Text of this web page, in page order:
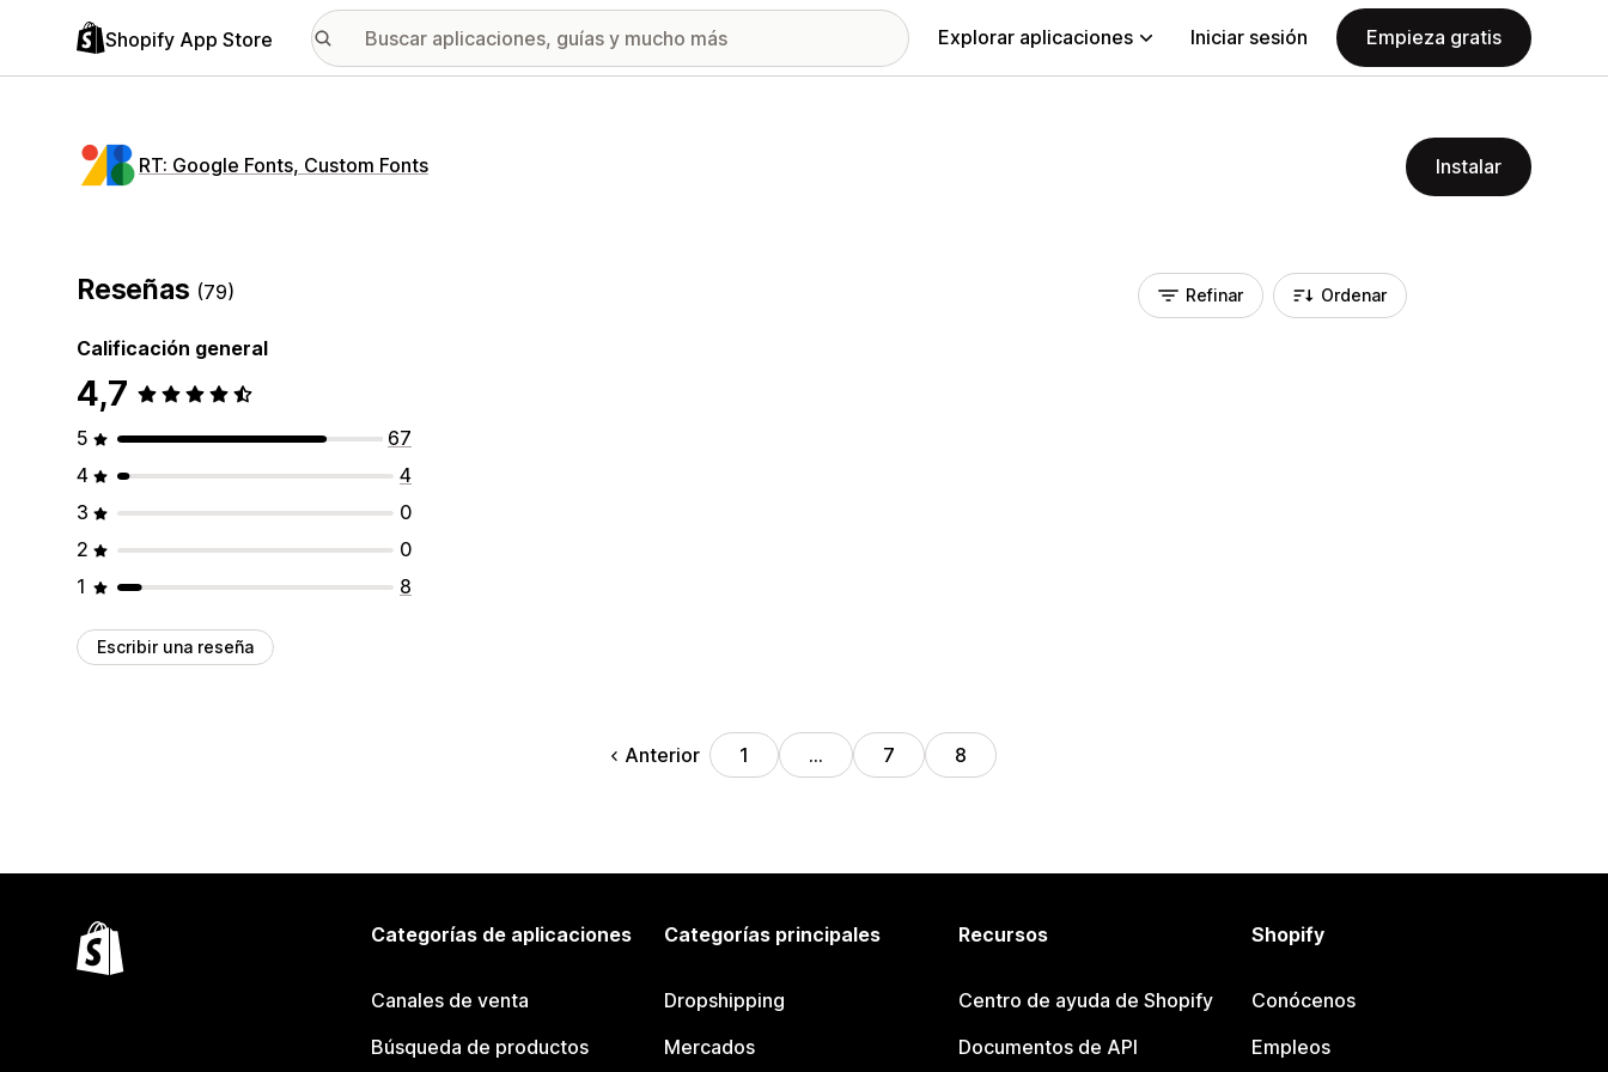
Shopify App Store Explorar aplicaciones Iniciar sesión Empieza gratis
RT: Google Fonts, Custom Fonts Instalar
Reseñas (79)
Calificación general
4,7
5
67
4
4
3
0
2
0
1
8
Escribir una reseña
Refinar Ordenar
Anterior 1 … 7 8
Categorías de aplicaciones
Canales de venta
Búsqueda de productos
Categorías principales
Dropshipping
Mercados
Recursos
Centro de ayuda de Shopify
Documentos de API
Shopify
Conócenos
Empleos